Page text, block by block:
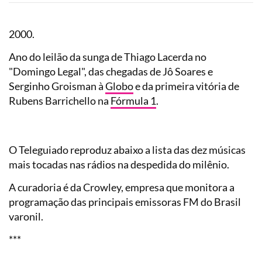
2000.
Ano do leilão da sunga de Thiago Lacerda no
"Domingo Legal", das chegadas de Jô Soares e
Serginho Groisman àGloboe da primeira vitória de
Rubens Barrichello na Fórmula 1.
O Teleguiado reproduz abaixo a lista das dez músicas
mais tocadas nas rádios na despedida do milênio.
A curadoria é da Crowley, empresa que monitora a
programação das principais emissoras FM do Brasil
varonil.
***